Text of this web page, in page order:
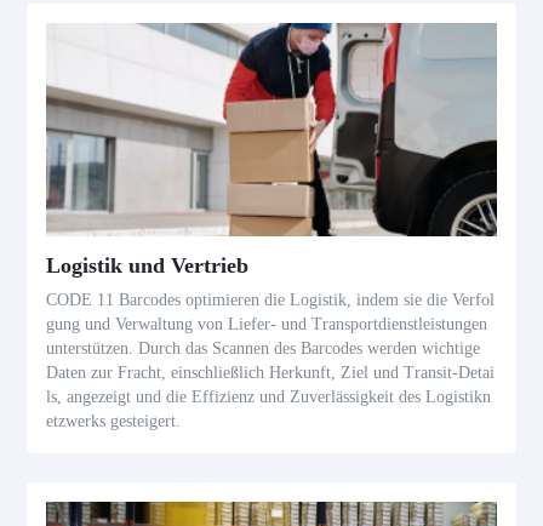
Logistik und Vertrieb
CODE 11 Barcodes optimieren die Logistik, indem sie die Verfol
gung und Verwaltung von Liefer- und Transportdienstleistungen
unterstützen. Durch das Scannen des Barcodes werden wichtige
Daten zur Fracht, einschließlich Herkunft, Ziel und Transit-Detai
ls, angezeigt und die Effizienz und Zuverlässigkeit des Logistikn
etzwerks gesteigert.